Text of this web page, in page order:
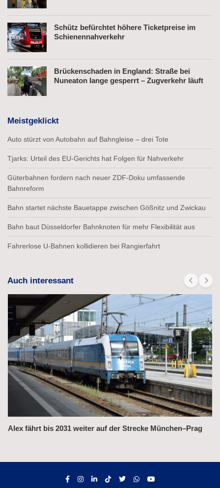
Schütz befürchtet höhere Ticketpreise im
Schienennahverkehr
Brückenschaden in England: Straße bei
Nuneaton lange gesperrt – Zugverkehr läuft
Meistgeklickt
Auto stürzt von Autobahn auf Bahngleise – drei Tote
Tjarks: Urteil des EU-Gerichts hat Folgen für Nahverkehr
Güterbahnen fordern nach neuer ZDF-Doku umfassende
Bahnreform
Bahn startet nächste Bauetappe zwischen Gößnitz und Zwickau
Bahn baut Düsseldorfer Bahnknoten für mehr Flexibilität aus
Fahrerlose U-Bahnen kollidieren bei Rangierfahrt
Auch interessant
Alex fährt bis 2031 weiter auf der Strecke München–Prag